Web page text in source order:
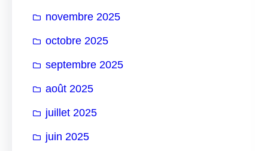
novembre 2025
octobre 2025
septembre 2025
août 2025
juillet 2025
juin 2025